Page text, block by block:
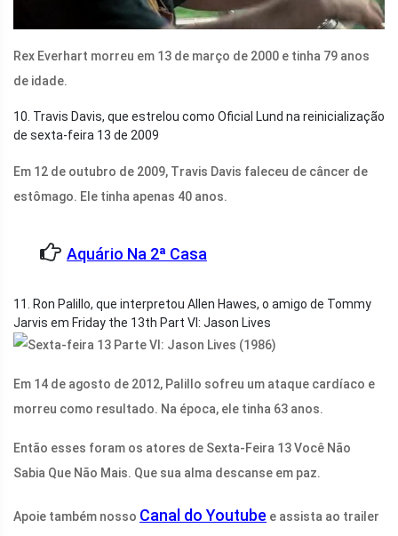
Rex Everhart morreu em 13 de março de 2000 e tinha 79 anos
de idade.
10. Travis Davis, que estrelou como Oficial Lund na reinicialização
de sexta-feira 13 de 2009
Em 12 de outubro de 2009, Travis Davis faleceu de câncer de
estômago. Ele tinha apenas 40 anos.
Aquário Na 2ª Casa
11. Ron Palillo, que interpretou Allen Hawes, o amigo de Tommy
Jarvis em Friday the 13th Part VI: Jason Lives
Em 14 de agosto de 2012, Palillo sofreu um ataque cardíaco e
morreu como resultado. Na época, ele tinha 63 anos.
Então esses foram os atores de Sexta-Feira 13 Você Não
Sabia Que Não Mais. Que sua alma descanse em paz.
Apoie também nosso Canal do Youtube e assista ao trailer